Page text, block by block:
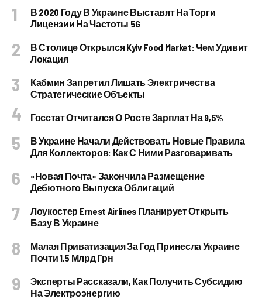
В 2020 Году В Украине Выставят На Торги
Лицензии На Частоты 5G
В Столице Открылся Kyiv Food Market: Чем Удивит
Локация
Кабмин Запретил Лишать Электричества
Стратегические Объекты
Госстат Отчитался О Росте Зарплат На 9,5%
В Украине Начали Действовать Новые Правила
Для Коллекторов: Как С Ними Разговаривать
«Новая Почта» Закончила Размещение
Дебютного Выпуска Облигаций
Лоукостер Ernest Airlines Планирует Открыть
Базу В Украине
Малая Приватизация За Год Принесла Украине
Почти 1,5 Млрд Грн
Эксперты Рассказали, Как Получить Субсидию
На Электроэнергию